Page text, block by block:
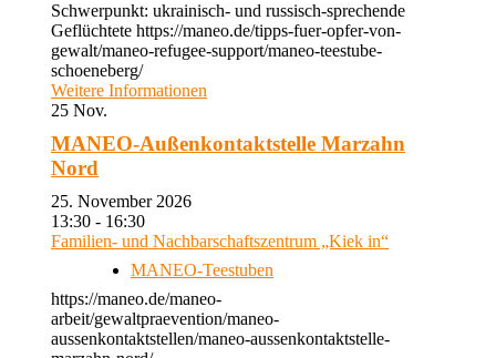
Schwerpunkt: ukrainisch- und russisch-sprechende
Geflüchtete https://maneo.de/tipps-fuer-opfer-von-
gewalt/maneo-refugee-support/maneo-teestube-
schoeneberg/
Weitere Informationen
25 Nov.
MANEO-Außenkontaktstelle Marzahn
Nord
25. November 2026
13:30 - 16:30
Familien- und Nachbarschaftszentrum „Kiek in“
MANEO-Teestuben
https://maneo.de/maneo-
arbeit/gewaltpraevention/maneo-
aussenkontaktstellen/maneo-aussenkontaktstelle-